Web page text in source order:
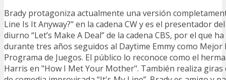
Brady protagoniza actualmente una versión
Line Is It Anyway?" en la cadena CW y es el presentador
diurno “Let’s Make A Deal” de la cadena CBS, por el que
durante tres años seguidos al Daytime Emmy como Mejor
Programa de Juegos. El público lo reconoce como el
Harris en "How I Met Your Mother". También realiza giras